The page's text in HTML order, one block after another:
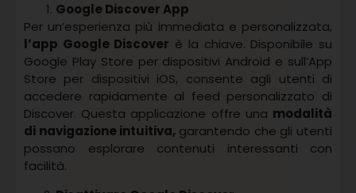
Google Discover App
Per un’esperienza più immediata e personalizzata,
l’app Google Discover è la chiave. Disponibile su
Google Play Store per dispositivi Android e sull’App
Store per dispositivi iOS, consente agli utenti di
accedere rapidamente al feed personalizzato di
Discover. Questa applicazione offre una modalità
di navigazione intuitiva, garantendo che gli utenti
possano esplorare contenuti interessanti con
facilità.